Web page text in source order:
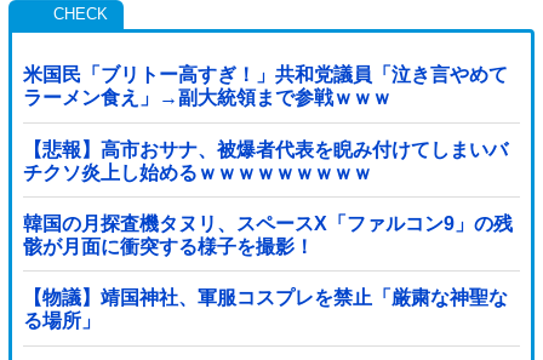
米国民「ブリトー高すぎ！」共和党議員「泣き言やめて
ラーメン食え」→副大統領まで参戦ｗｗｗ
【悲報】高市おサナ、被爆者代表を睨み付けてしまいバ
チクソ炎上し始めるｗｗｗｗｗｗｗｗｗ
韓国の月探査機タヌリ、スペースX「ファルコン9」の残
骸が月面に衝突する様子を撮影！
【物議】靖国神社、軍服コスプレを禁止「厳粛な神聖な
る場所」